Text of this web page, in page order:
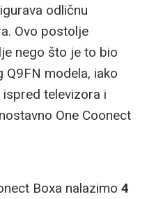
odličnu
Ovo postolje
nego što je to bio
modela, iako
televizora i
One Coonect
Boxa nalazimo 4